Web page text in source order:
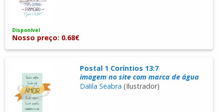
Disponível
Nosso preço: 0.68€
Postal 1 Coríntios 13:7
imagem no site com marca de água
Dalila Seabra (Ilustrador)